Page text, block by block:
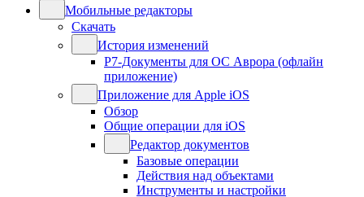
Мобильные редакторы
Скачать
История изменений
Р7-Документы для ОС Аврора (офлайн
приложение)
Приложение для Apple iOS
Обзор
Общие операции для iOS
Редактор документов
Базовые операции
Действия над объектами
Инструменты и настройки